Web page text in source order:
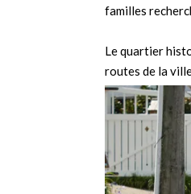
familles
Le quartier
routes de la